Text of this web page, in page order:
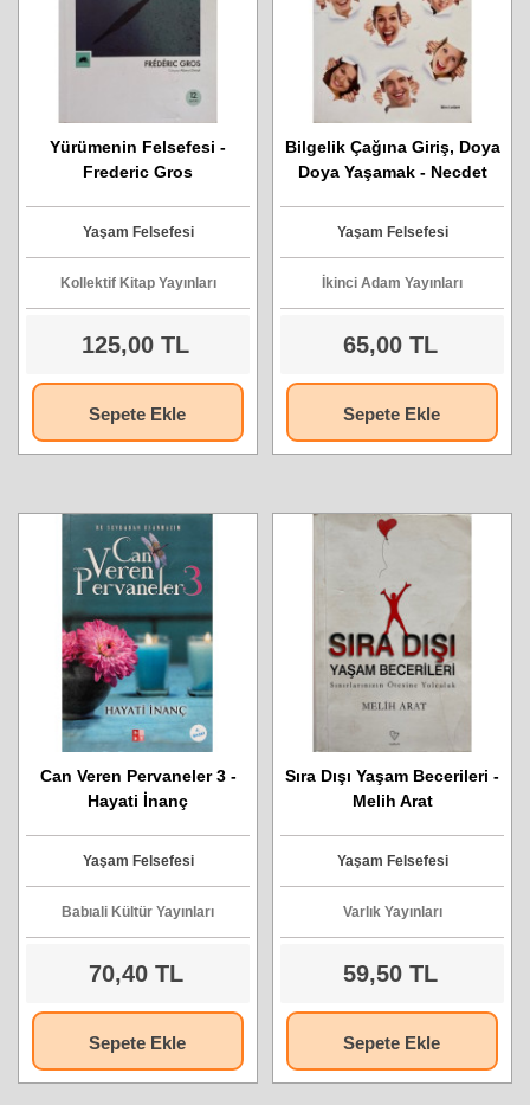
Yürümenin Felsefesi -
Frederic Gros
Yaşam Felsefesi
Kollektif Kitap Yayınları
125,00 TL
Sepete Ekle
Bilgelik Çağına Giriş, Doya
Doya Yaşamak - Necdet
Yaşam Felsefesi
İkinci Adam Yayınları
65,00 TL
Sepete Ekle
Can Veren Pervaneler 3 -
Hayati İnanç
Yaşam Felsefesi
Babıali Kültür Yayınları
70,40 TL
Sepete Ekle
Sıra Dışı Yaşam Becerileri -
Melih Arat
Yaşam Felsefesi
Varlık Yayınları
59,50 TL
Sepete Ekle